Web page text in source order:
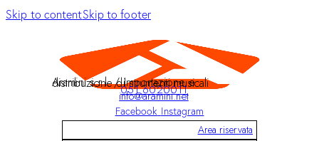
Skip to contentSkip to footer
Aramini s.r.l. / Importazione e distribuzione di strumenti musicali
051 6020011
info@aramini.net
Facebook Instagram
Area riservata